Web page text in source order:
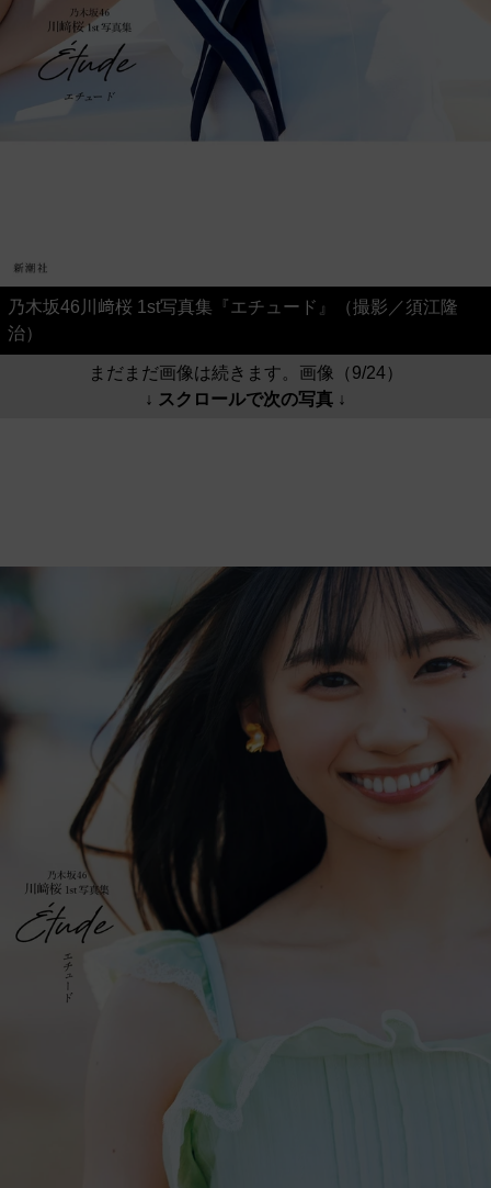
乃木坂46川﨑桜 1st写真集『エチュード』（撮影／須江隆
治）
まだまだ画像は続きます。画像（9/24）
↓ スクロールで次の写真 ↓